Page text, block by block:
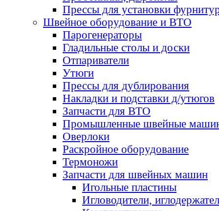
Прессы для установки
Швейное оборудование и ВТО
Парогенераторы
Гладильные столы и доски
Отпариватели
Утюги
Прессы для дублирования
Накладки и подставки д/утюгов
Запчасти для ВТО
Промышленные швейные
Оверлоки
Раскройное оборудование
Термоножи
Запчасти для швейных машин
Игольные пластины
Игловодители,